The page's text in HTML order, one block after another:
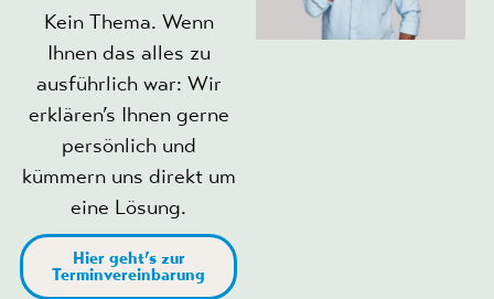
Kein Thema. Wenn
Ihnen das alles zu
ausführlich war: Wir
erklären’s Ihnen gerne
persönlich und
kümmern uns direkt um
eine Lösung.
Hier geht’s zur
Terminvereinbarung